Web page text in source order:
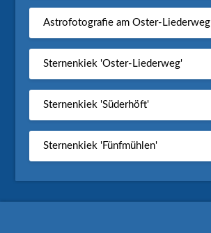
Astrofotografie am Oster-Liederweg
Sternenkiek 'Oster-Liederweg'
Sternenkiek 'Süderhöft'
Sternenkiek 'Fünfmühlen'